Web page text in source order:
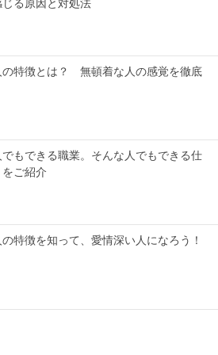
じる原因と対処法
の特徴とは？ 無頓着な人の感覚を徹底
もできる職業。そんな人でもできる仕
ご紹介
特徴を知って、愛情深い人になろう！